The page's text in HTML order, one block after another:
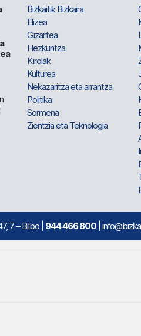
Bizkaitik Bizkaira
Elizea
Gizartea
Hezkuntza
Kirolak
Kulturea
Nekazaritza eta arrantza
Politika
Sormena
Zientzia eta Teknologia
7 – Bilbo | 944 466 800 |